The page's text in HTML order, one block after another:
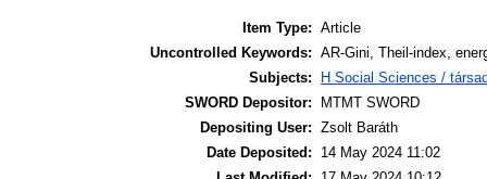
Item Type: Article
Uncontrolled Keywords: AR-Gini, Theil-index,
Subjects:
H Social Sciences /
SWORD Depositor:
MTMT SWORD
Depositing User: Zsolt Baráth
Date Deposited:
14 May 2024 11:02